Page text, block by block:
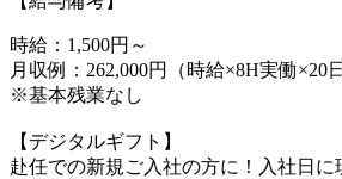
時給：1,500円～
月収例：262,000円（時給×8H実働×20
※基本残業なし
【デジタルギフト】
赴任での新規ご入社の方に！入社日